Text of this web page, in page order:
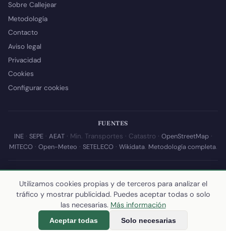
Sobre Callejear
Metodología
Contacto
Aviso legal
Privacidad
Cookies
Configurar cookies
FUENTES
INE· SEPE· AEAT· Min. Transportes · Catastro · OpenStreetMap·
MITECO· Open-Meteo · SETELECO· Wikidata. Metodología completa.
© 2026 Callejear.com — Directorio municipal de España con datos
abiertos. Desarrollado y mantenido porYoel Castaño.
Última actualización de esta página:10 de julio de 2026
calculamos los datos
Utilizamos cookies propias y de terceros para analizar el
tráfico y mostrar publicidad. Puedes aceptar todas o solo
las necesarias. Más información
Aceptar todas Solo necesarias